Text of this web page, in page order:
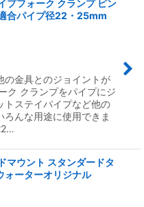
プフォーク クランプ ピン
合パイプ径22・25mm
の金具とのジョイントが
ク クランプをパイプにジ
トステイパイプなど他の
んな用途に使用できま
マウント スタンダードタ
ーターオリジナル